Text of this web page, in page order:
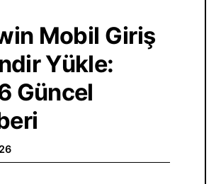
Mobil Giriş
Yükle:
Güncel